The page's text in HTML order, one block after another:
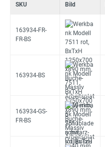
SKU Bild
163934-FR-
FR-BS
163934-BS
163934-GS-
FR-BS